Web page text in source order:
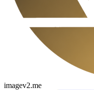
imagev2.me